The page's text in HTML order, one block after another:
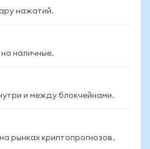
нажатий.
наличные.
и между блокчейнами.
на рынках криптопрогнозов.